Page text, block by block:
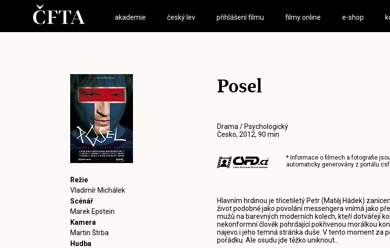
akademie český lev přihlášení filmu filmy online e-shop
Režie
Vladimír Michálek
Scénář
Marek Epstein
Kamera
Martin Štrba
Hudba
Posel
Drama / Psychologický
Česko, 2012, 90 min
* Informace o filmech a fotografie jsou
automaticky generovány z portálu
Hlavním hrdinou je třicetiletý Petr (Matěj Hádek)
život podobně jako povolání messengera vnímá jako
mužů na barevných moderních kolech, kteří dotvářejí
nekonformní člověk pohrdající pokřivenou morálkou
najevo i jeho temná stránka duše. V tento moment za
pořádku. Ale osudu jde těžko uniknout...